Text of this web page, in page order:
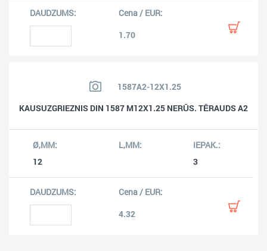
1.70
1587A2-12X1.25
KAUSUZGRIEZNIS DIN 1587 M12X1.25 NERŪS. TĒRAUDS A2
12 3
4.32